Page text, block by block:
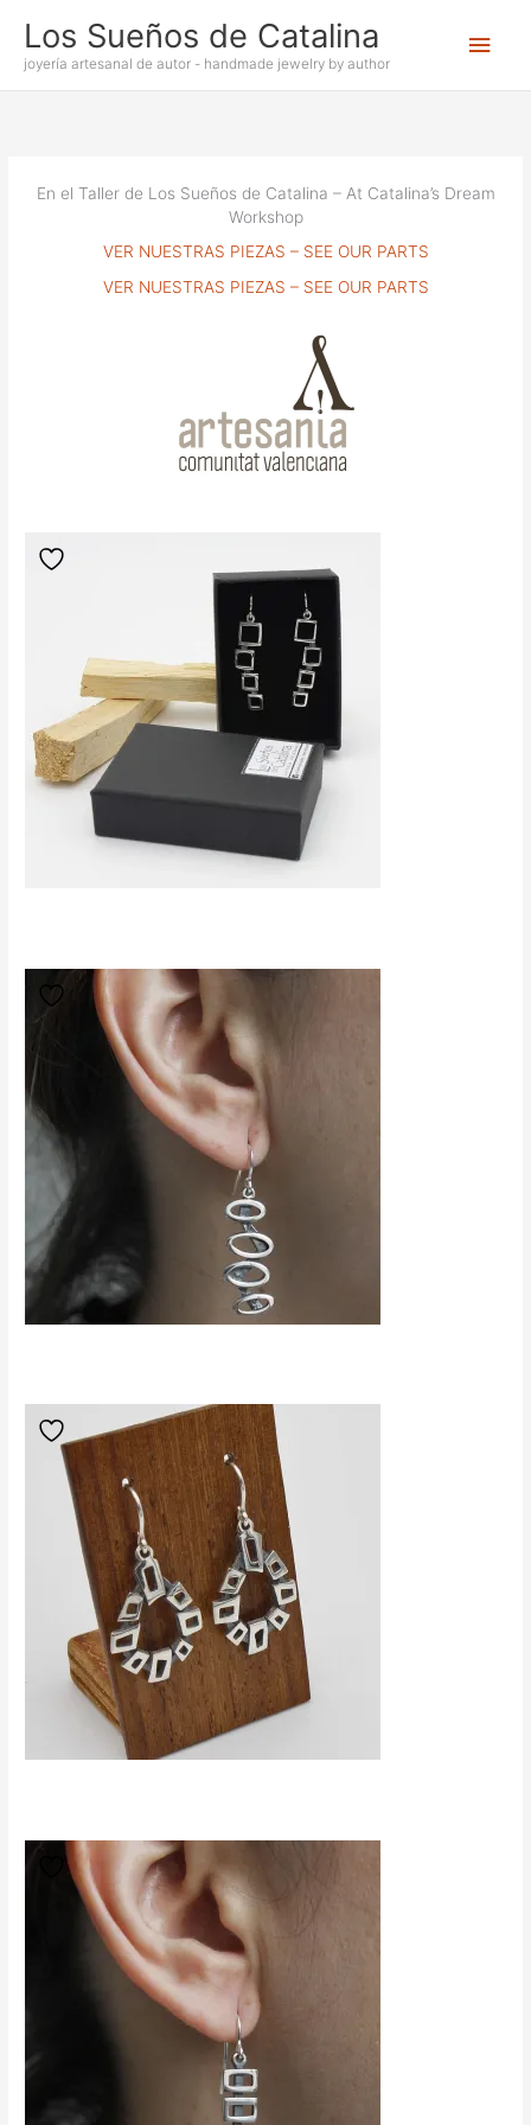
contenido
Los Sueños de Catalina
joyería artesanal de autor - handmade jewelry by author
En el Taller de Los Sueños de Catalina – At Catalina’s Dream
Workshop
VER NUESTRAS PIEZAS – SEE OUR PARTS
VER NUESTRAS PIEZAS – SEE OUR PARTS